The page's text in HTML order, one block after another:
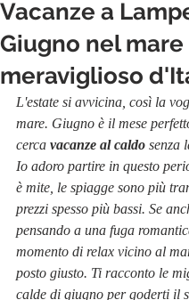
Vacanze a
Giugno nel mare
meraviglioso
L'estate si avvicina, così la
mare. Giugno è il mese
cerca vacanze al caldo senza
Io adoro partire in questo
è mite, le spiagge sono più
prezzi spesso più bassi. Se
pensando a una fuga
momento di relax vicino al
posto giusto. Ti racconto le
calde di giugno per goderti il